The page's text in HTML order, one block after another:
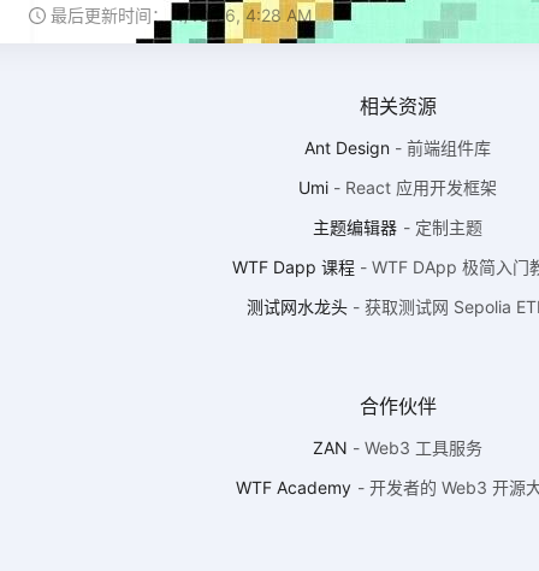
最后更新时间： 4/10/26, 4:28 AM
相关资源
Ant Design - 前端组件库
Umi - React 应用开发框架
主题编辑器 - 定制主题
WTF Dapp 课程 - WTF DApp 极简入门
测试网水龙头 - 获取测试网 Sepolia
合作伙伴
ZAN - Web3 工具服务
WTF Academy - 开发者的 Web3 开源